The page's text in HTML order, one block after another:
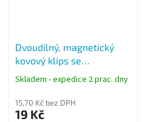
Dvoudílný, magnetický
kovový klips se
samolepící zadní stranou
Skladem - expedice 2 prac. dny
15,70 Kč bez DPH
19 Kč